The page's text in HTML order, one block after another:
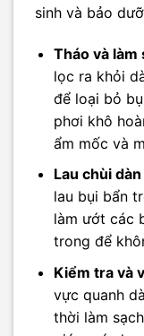
sinh và bảo
Tháo và làm
lọc ra khỏi
để loại bỏ
phơi khô
ẩm mốc và
Lau chùi
lau bụi bẩn
làm ướt các
trong để
Kiểm tra và
vực quanh
thời làm